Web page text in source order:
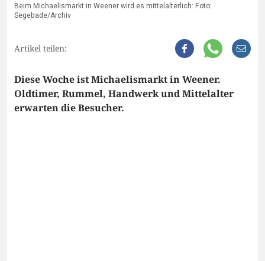
Beim Michaelismarkt in Weener wird es mittelalterlich: Foto:
Segebade/Archiv
Artikel teilen:
Diese Woche ist Michaelismarkt in Weener.
Oldtimer, Rummel, Handwerk und Mittelalter
erwarten die Besucher.